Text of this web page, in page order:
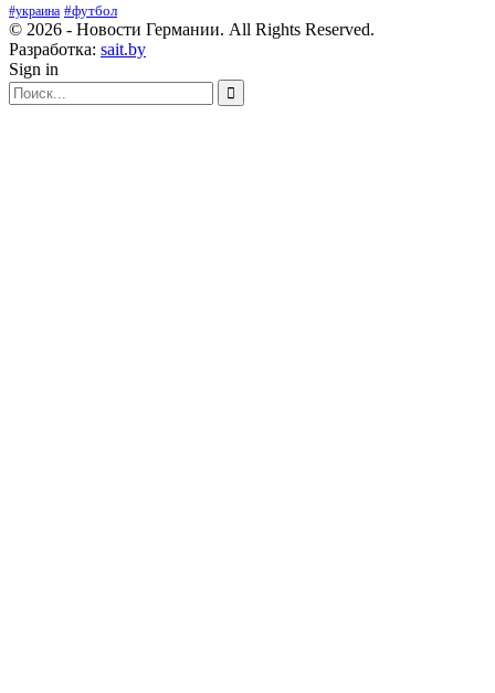
#украина #футбол
© 2026 - Новости Германии. All Rights Reserved.
Разработка: sait.by
Sign in